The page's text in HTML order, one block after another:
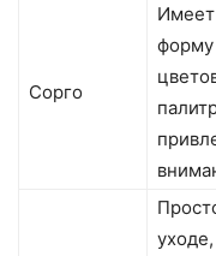
Сорго
форму